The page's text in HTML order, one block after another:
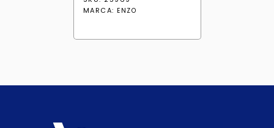
MARCA: ENZO